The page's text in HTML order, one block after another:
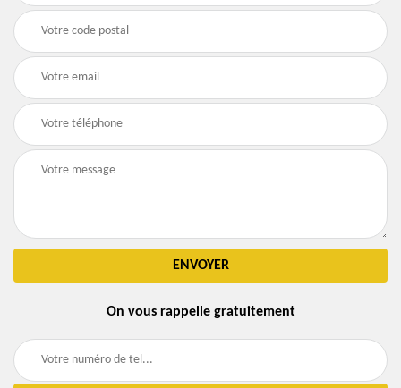
On vous rappelle gratuitement